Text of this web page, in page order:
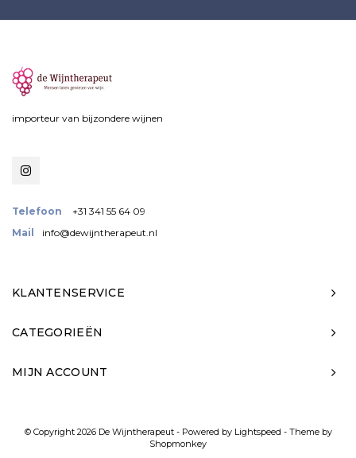
importeur van bijzondere wijnen
Telefoon
+31 341 55 64 09
Mail
info@dewijntherapeut.nl
KLANTENSERVICE
CATEGORIEËN
MIJN ACCOUNT
© Copyright 2026 De Wijntherapeut - Powered by Lightspeed - Theme by
Shopmonkey